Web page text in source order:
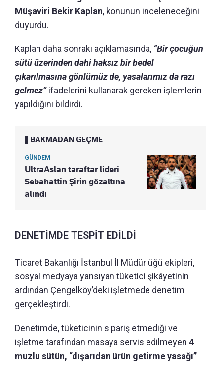
Müşaviri Bekir Kaplan, konunun inceleneceğini
duyurdu.
Kaplan daha sonraki açıklamasında, “Bir çocuğun
sütü üzerinden dahi haksız bir bedel
çıkarılmasına gönlümüz de, yasalarımız da razı
gelmez”ifadelerini kullanarak gereken işlemlerin
yapıldığını bildirdi.
BAKMADAN GEÇME
GÜNDEM
UltraAslan taraftar lideri
Sebahattin Şirin gözaltına
alındı
DENETİMDE TESPİT EDİLDİ
Ticaret Bakanlığı İstanbul İl Müdürlüğü ekipleri,
sosyal medyaya yansıyan tüketici şikâyetinin
ardından Çengelköy’deki işletmede denetim
gerçekleştirdi.
Denetimde, tüketicinin sipariş etmediği ve
işletme tarafından masaya servis edilmeyen 4
muzlu sütün, “dışarıdan ürün getirme yasağı”